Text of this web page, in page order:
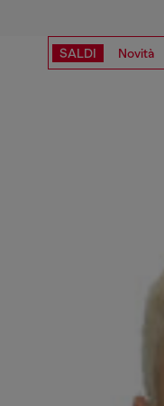
SALDI Novità